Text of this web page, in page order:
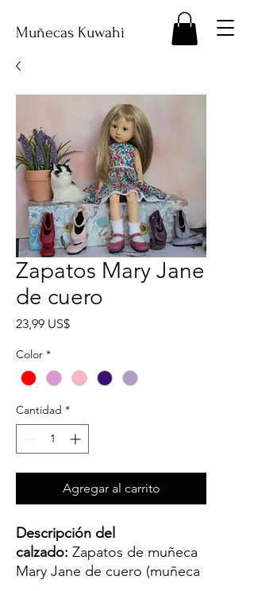
Muñecas Kuwahi
Zapatos Mary Jane
de cuero
23,99 US$Precio
Color *
Cantidad *
Agregar al carrito
Descripción del
calzado: Zapatos de muñeca
Mary Jane de cuero (muñeca